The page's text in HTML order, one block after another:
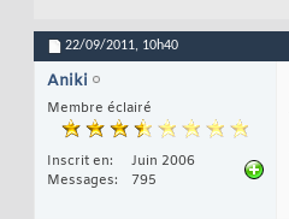
22/09/2011, 10h40
Aniki
Membre éclairé
Inscrit en
Juin 2006
Messages
795